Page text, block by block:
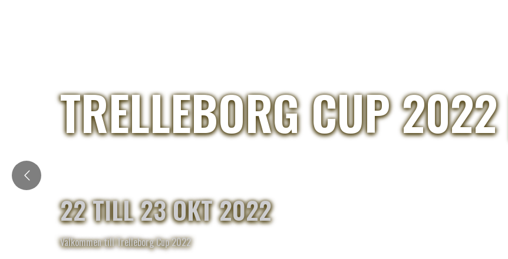
TRELLEBORG CUP
22 TILL 23 OKT 2022
Välkommen till Trelleborg Cup 2022